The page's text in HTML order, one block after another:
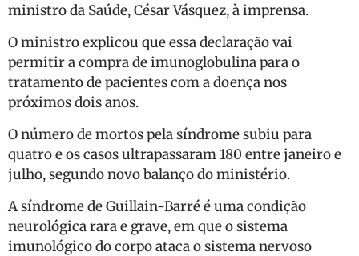
ministro da Saúde, César Vásquez, à imprensa.
O ministro explicou que essa declaração vai
permitir a compra de imunoglobulina para o
tratamento de pacientes com a doença nos
próximos dois anos.
O número de mortos pela síndrome subiu para
quatro e os casos ultrapassaram 180 entre janeiro e
julho, segundo novo balanço do ministério.
A síndrome de Guillain-Barré é uma condição
neurológica rara e grave, em que o sistema
imunológico do corpo ataca o sistema nervoso